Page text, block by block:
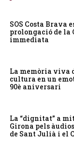
SOS Costa Brava
prolongació de la
immediata
La memòria viva
cultura en un
90è aniversari
La “dignitat” a
Girona pels
de Sant Julià i el